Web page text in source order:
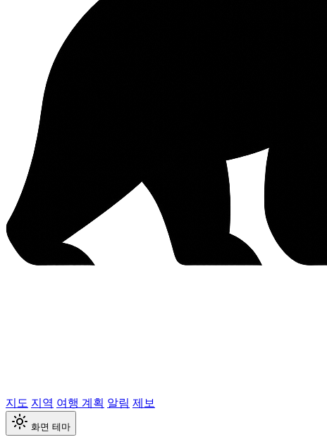
지도 지역 여행 계획 알림 제보
화면 테마